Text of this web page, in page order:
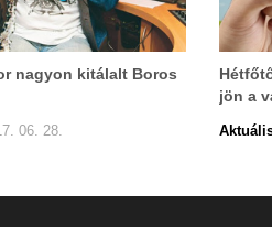
nagyon kitálalt Boros
06. 28.
jön a